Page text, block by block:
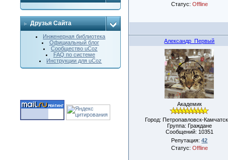
Друзья Сайта
Инженерная библиотека
Официальный блог
Сообщество uCoz
FAQ по системе
Инструкции для uCoz
Статус: Offline
Александр_Первый
Академик
Город: Петропавловск-
Группа: Граждане
Сообщений: 10351
Репутация:42
Статус: Offline